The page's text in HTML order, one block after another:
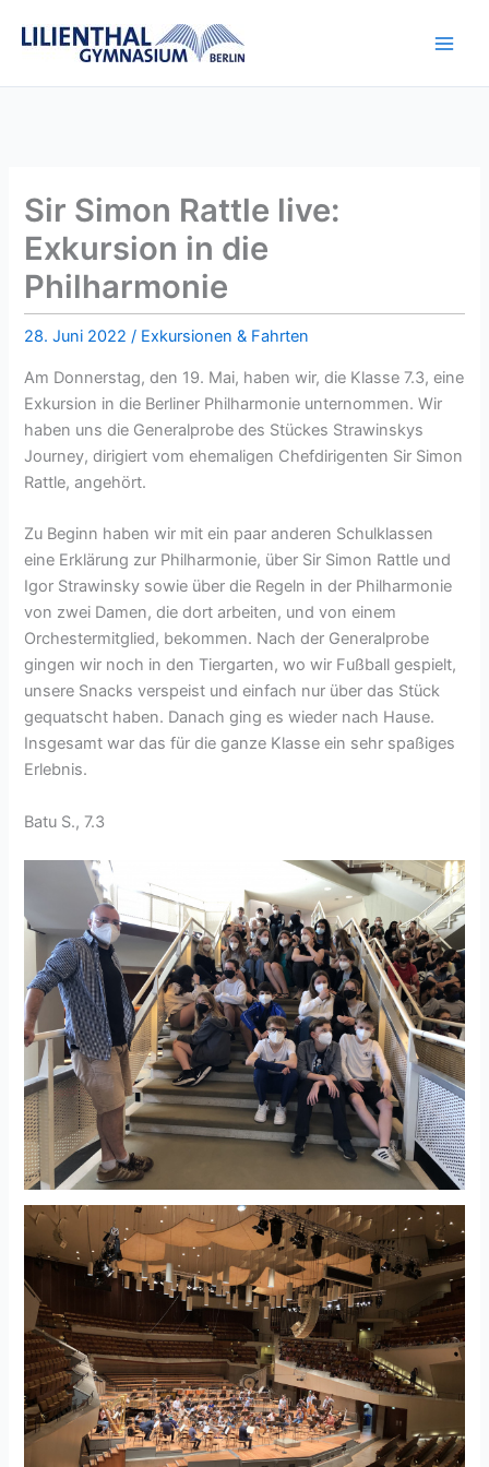
Inhalt
Sir Simon Rattle live:
Exkursion in die
Philharmonie
28. Juni 2022/ Exkursionen & Fahrten
Am Donnerstag, den 19. Mai, haben wir, die Klasse 7.3, eine
Exkursion in die Berliner Philharmonie unternommen. Wir
haben uns die Generalprobe des Stückes Strawinskys
Journey, dirigiert vom ehemaligen Chefdirigenten Sir Simon
Rattle, angehört.
Zu Beginn haben wir mit ein paar anderen Schulklassen
eine Erklärung zur Philharmonie, über Sir Simon Rattle und
Igor Strawinsky sowie über die Regeln in der Philharmonie
von zwei Damen, die dort arbeiten, und von einem
Orchestermitglied, bekommen. Nach der Generalprobe
gingen wir noch in den Tiergarten, wo wir Fußball gespielt,
unsere Snacks verspeist und einfach nur über das Stück
gequatscht haben. Danach ging es wieder nach Hause.
Insgesamt war das für die ganze Klasse ein sehr spaßiges
Erlebnis.
Batu S., 7.3